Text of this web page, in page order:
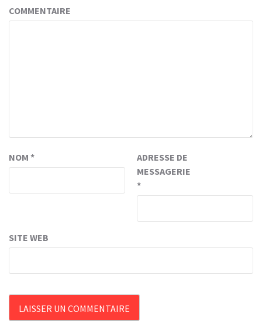
COMMENTAIRE
NOM *
ADRESSE DE
MESSAGERIE
*
SITE WEB